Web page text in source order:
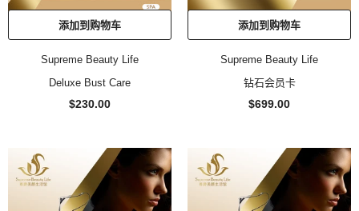
添加到购物车
Supreme Beauty Life
Deluxe Bust Care
$230.00
添加到购物车
Supreme Beauty Life
钻石会员卡
$699.00